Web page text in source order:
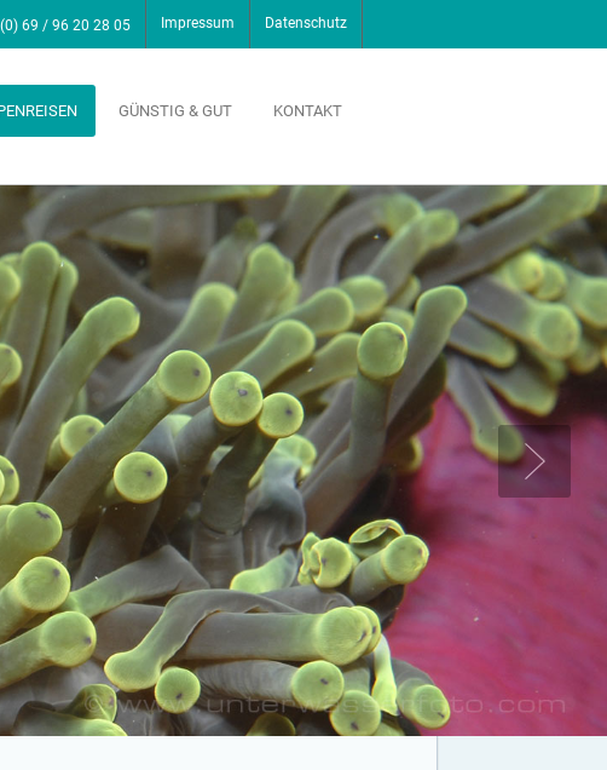
69 / 96 20 28 05 Impressum Datenschutz
GÜNSTIG & GUT KONTAKT